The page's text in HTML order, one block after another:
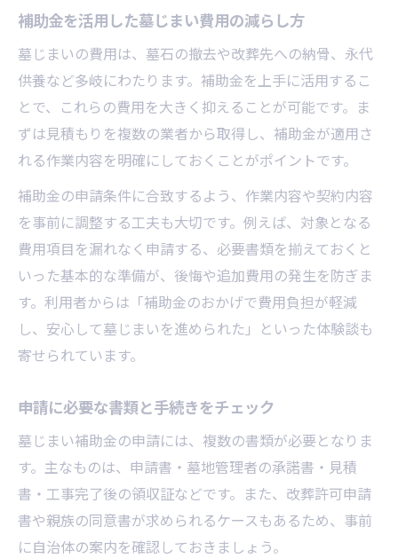
補助金を活用した墓じまい費用の減らし方
墓じまいの費用は、墓石の撤去や改葬先への納骨、永代
供養など多岐にわたります。補助金を上手に活用するこ
とで、これらの費用を大きく抑えることが可能です。ま
ずは見積もりを複数の業者から取得し、補助金が適用さ
れる作業内容を明確にしておくことがポイントです。
補助金の申請条件に合致するよう、作業内容や契約内容
を事前に調整する工夫も大切です。例えば、対象となる
費用項目を漏れなく申請する、必要書類を揃えておくと
いった基本的な準備が、後悔や追加費用の発生を防ぎま
す。利用者からは「補助金のおかげで費用負担が軽減
し、安心して墓じまいを進められた」といった体験談も
寄せられています。
申請に必要な書類と手続きをチェック
墓じまい補助金の申請には、複数の書類が必要となりま
す。主なものは、申請書・墓地管理者の承諾書・見積
書・工事完了後の領収証などです。また、改葬許可申請
書や親族の同意書が求められるケースもあるため、事前
に自治体の案内を確認しておきましょう。